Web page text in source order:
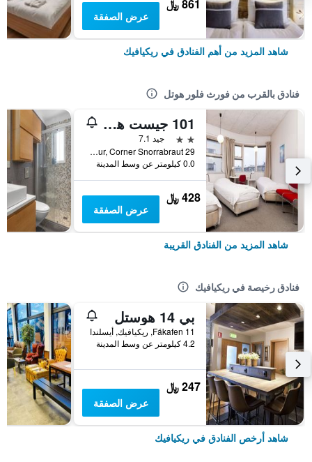
861 ﷼
عرض الصفقة
شاهد المزيد من أهم الفنادق في ريكيافيك
فنادق بالقرب من فورث فلور هوتل
101 جيست هاوس هوتل
2 نجمتين
جيد 7.1
Laugavegur, Corner Snorrabraut 29, ريكيافيك, أيسلندا
0.0 كيلومتر عن وسط المدينة
428 ﷼
عرض الصفقة
شاهد المزيد من الفنادق القريبة
فنادق رخيصة في ريكيافيك
بي 14 هوستل
Fákafen 11, ريكيافيك, أيسلندا
4.2 كيلومتر عن وسط المدينة
247 ﷼
عرض الصفقة
شاهد أرخص الفنادق في ريكيافيك